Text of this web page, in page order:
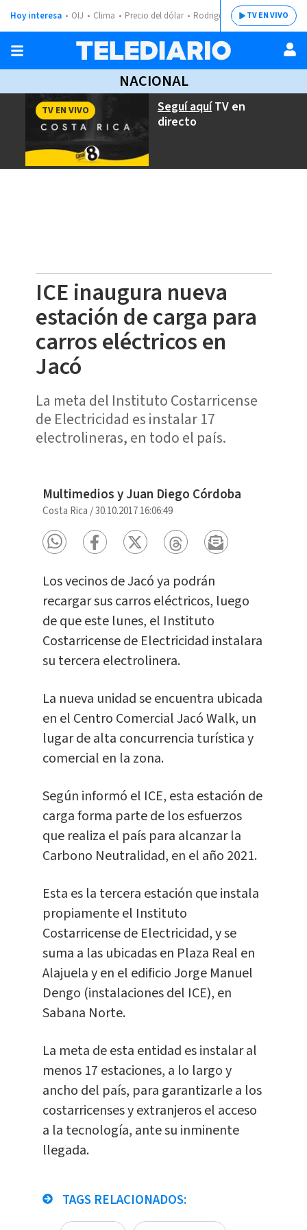
Hoy interesa OIJ Clima Precio del dólar Rodrigo ChavesTV EN VIVO
NACIONAL
Seguí aquíTV en
directo
TV EN VIVO
ICE inaugura nueva
estación de carga para
carros eléctricos en
Jacó
La meta del Instituto Costarricense
de Electricidad es instalar 17
electrolineras, en todo el país.
Multimedios y Juan Diego Córdoba
Costa Rica /30.10.2017 16:06:49
Los vecinos de Jacó ya podrán
recargar sus carros eléctricos, luego
de que este lunes, el Instituto
Costarricense de Electricidad instalara
su tercera electrolinera.
La nueva unidad se encuentra ubicada
en el Centro Comercial Jacó Walk, un
lugar de alta concurrencia turística y
comercial en la zona.
Según informó el ICE, esta estación de
carga forma parte de los esfuerzos
que realiza el país para alcanzar la
Carbono Neutralidad, en el año 2021.
Esta es la tercera estación que instala
propiamente el Instituto
Costarricense de Electricidad, y se
suma a las ubicadas en Plaza Real en
Alajuela y en el edificio Jorge Manuel
Dengo (instalaciones del ICE), en
Sabana Norte.
La meta de esta entidad es instalar al
menos 17 estaciones, a lo largo y
ancho del país, para garantizarle a los
costarricenses y extranjeros el acceso
a la tecnología, ante su inminente
llegada.
TAGS RELACIONADOS: